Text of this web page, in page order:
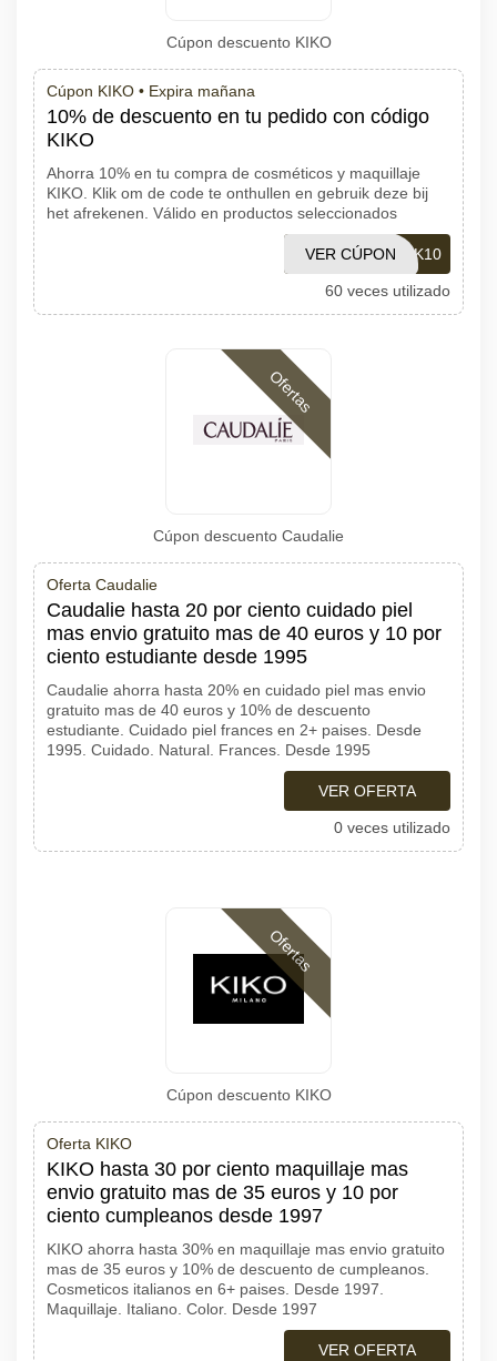
Cúpon descuento KIKO
Cúpon KIKO • Expira mañana
10% de descuento en tu pedido con código
KIKO
Ahorra 10% en tu compra de cosméticos y maquillaje
KIKO. Klik om de code te onthullen en gebruik deze bij
het afrekenen. Válido en productos seleccionados
WELCOMEK10
VER CÚPON
60 veces utilizado
Ofertas
Cúpon descuento Caudalie
Oferta Caudalie
Caudalie hasta 20 por ciento cuidado piel
mas envio gratuito mas de 40 euros y 10 por
ciento estudiante desde 1995
Caudalie ahorra hasta 20% en cuidado piel mas envio
gratuito mas de 40 euros y 10% de descuento
estudiante. Cuidado piel frances en 2+ paises. Desde
1995. Cuidado. Natural. Frances. Desde 1995
VER OFERTA
0 veces utilizado
Ofertas
Cúpon descuento KIKO
Oferta KIKO
KIKO hasta 30 por ciento maquillaje mas
envio gratuito mas de 35 euros y 10 por
ciento cumpleanos desde 1997
KIKO ahorra hasta 30% en maquillaje mas envio gratuito
mas de 35 euros y 10% de descuento de cumpleanos.
Cosmeticos italianos en 6+ paises. Desde 1997.
Maquillaje. Italiano. Color. Desde 1997
VER OFERTA